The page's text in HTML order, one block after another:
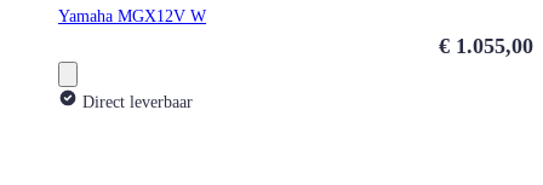
Yamaha MGX12V W
€ 1.055,00
Direct leverbaar